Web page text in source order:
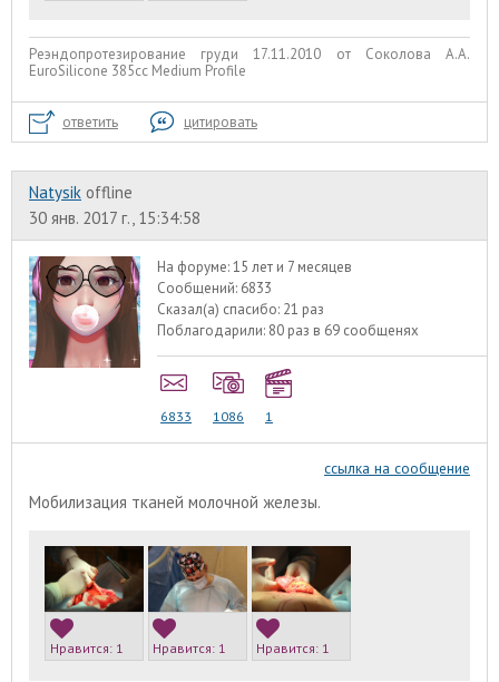
Реэндопротезирование груди 17.11.2010 от Соколова А.А.
EuroSilicone 385сс Medium Profile
ответить цитировать
Natysik offline
30 янв. 2017 г., 15:34:58
На форуме:15 лет и 7 месяцев
Сообщений: 6833
Сказал(а) спасибо: 21 раз
Поблагодарили: 80 раз в 69 сообщенях
6833 1086 1
ссылка на сообщение
Мобилизация тканей молочной железы.
Нравится: 1 Нравится: 1 Нравится: 1